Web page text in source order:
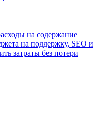
на содержание
на поддержку, SEO и
затраты без потери